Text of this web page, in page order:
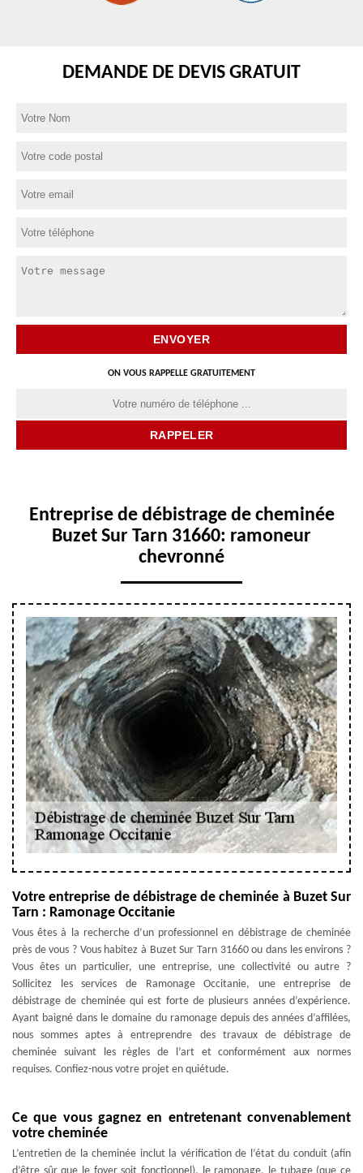
DEMANDE DE DEVIS GRATUIT
ON VOUS RAPPELLE GRATUITEMENT
Entreprise de débistrage de cheminée
Buzet Sur Tarn 31660: ramoneur
chevronné
Votre entreprise de débistrage de cheminée à Buzet Sur
Tarn : Ramonage Occitanie
Vous êtes à la recherche d’un professionnel en débistrage de cheminée
près de vous ? Vous habitez à Buzet Sur Tarn 31660 ou dans les environs ?
Vous êtes un particulier, une entreprise, une collectivité ou autre ?
Sollicitez les services de Ramonage Occitanie, une entreprise de
débistrage de cheminée qui est forte de plusieurs années d’expérience.
Ayant baigné dans le domaine du ramonage depuis des années d’affilées,
nous sommes aptes à entreprendre des travaux de débistrage de
cheminée suivant les règles de l’art et conformément aux normes
requises. Confiez-nous votre projet en quiétude.
Ce que vous gagnez en entretenant convenablement
votre cheminée
L’entretien de la cheminée inclut la vérification de l’état du conduit (afin